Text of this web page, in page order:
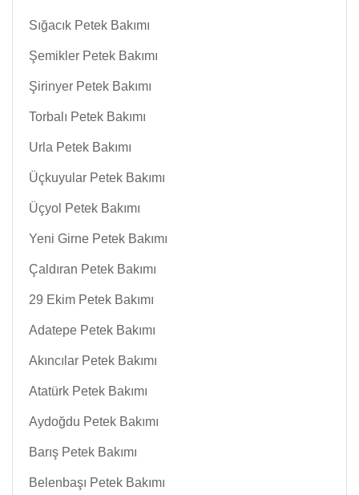
Sığacık Petek Bakımı
Şemikler Petek Bakımı
Şirinyer Petek Bakımı
Torbalı Petek Bakımı
Urla Petek Bakımı
Üçkuyular Petek Bakımı
Üçyol Petek Bakımı
Yeni Girne Petek Bakımı
Çaldıran Petek Bakımı
29 Ekim Petek Bakımı
Adatepe Petek Bakımı
Akıncılar Petek Bakımı
Atatürk Petek Bakımı
Aydoğdu Petek Bakımı
Barış Petek Bakımı
Belenbaşı Petek Bakımı